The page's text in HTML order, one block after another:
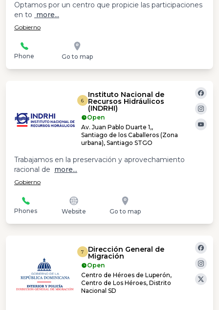
Optamos por un centro que propicie las participaciones
en to more...
Gobierno
Phone Go to map
6
Instituto Nacional de
Recursos Hidráulicos
(INDRHI)
Open
Av. Juan Pablo Duarte 1,,
Santiago de los Caballeros (Zona
urbana), Santiago STGO
Trabajamos en la preservación y aprovechamiento
racional de more...
Gobierno
Phones Website Go to map
7 Dirección General de
Migración
Open
Centro de Héroes de Luperón,
Centro de Los Héroes, Distrito
Nacional SD